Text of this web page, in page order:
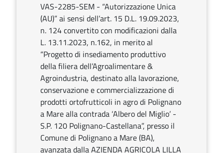
VAS-2285-SEM - “Autorizzazione Unica
(AU)” ai sensi dell’art. 15 D.L. 19.09.2023,
n. 124 convertito con modificazioni dalla
L. 13.11.2023, n.162, in merito al
“Progetto di insediamento produttivo
della filiera dell’Agroalimentare &
Agroindustria, destinato alla lavorazione,
conservazione e commercializzazione di
prodotti ortofrutticoli in agro di Polignano
a Mare alla contrada ‘Albero del Miglio’ -
S.P. 120 Polignano-Castellana”, presso il
Comune di Polignano a Mare (BA),
avanzata dalla AZIENDA AGRICOLA LILLA